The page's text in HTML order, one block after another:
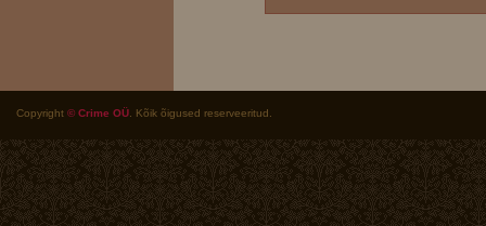
Copyright © Crime OÜ . Kõik õigused reserveeritud.